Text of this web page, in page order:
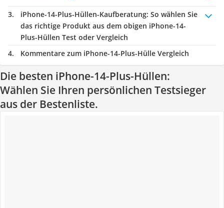
iPhone-14-Plus-Hüllen-Kaufberatung: So wählen Sie
das richtige Produkt aus dem obigen iPhone-14-
Plus-Hüllen Test oder Vergleich
Kommentare zum iPhone-14-Plus-Hülle Vergleich
Die besten iPhone-14-Plus-Hüllen:
Wählen Sie Ihren persönlichen Testsieger
aus der Bestenliste.